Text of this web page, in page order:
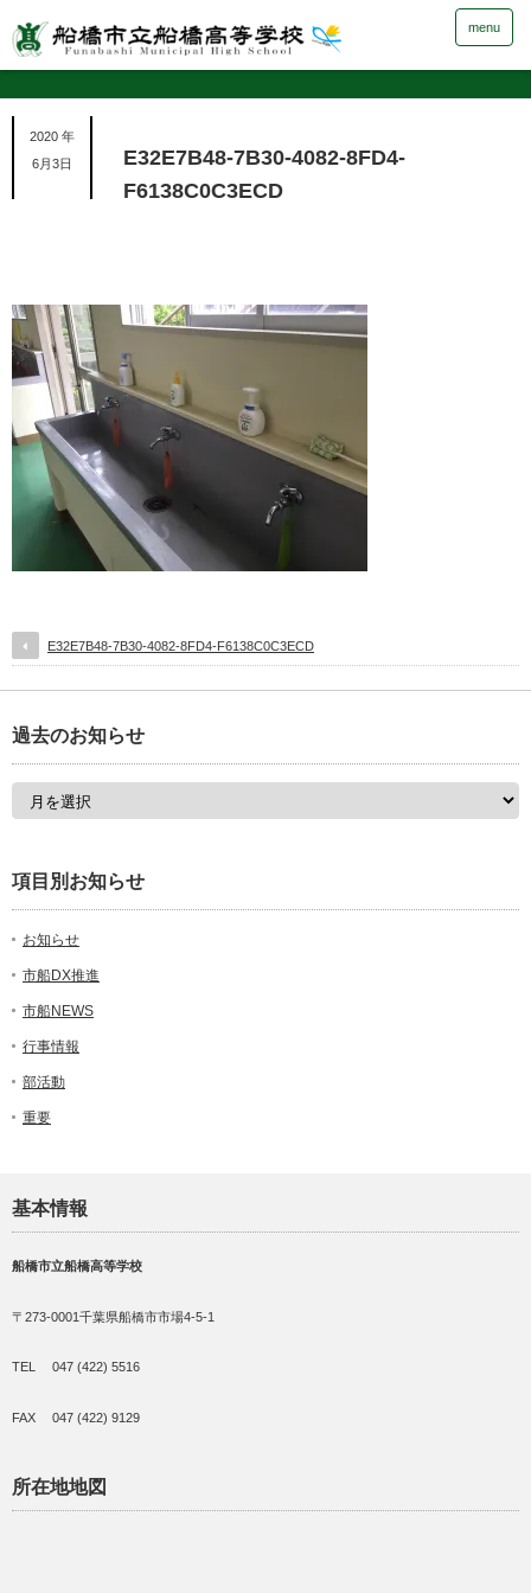
menu
2020 年
6月3日
E32E7B48-7B30-4082-8FD4-
F6138C0C3ECD
E32E7B48-7B30-4082-8FD4-F6138C0C3ECD
過去のお知らせ
項目別お知らせ
お知らせ
市船DX推進
市船NEWS
行事情報
部活動
重要
基本情報
船橋市立船橋高等学校
〒273-0001千葉県船橋市市場4-5-1
TEL 047 (422) 5516
FAX 047 (422) 9129
所在地地図